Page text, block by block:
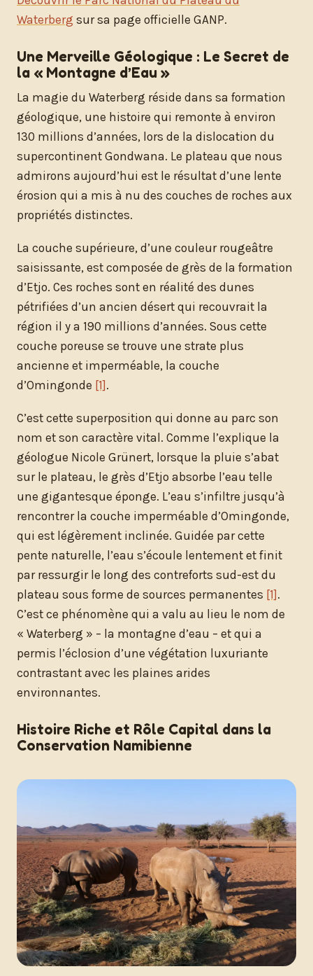
Waterberg sur sa page officielle GANP.
Une Merveille Géologique : Le Secret de
la « Montagne d’Eau »
La magie du Waterberg réside dans sa formation
géologique, une histoire qui remonte à environ
130 millions d’années, lors de la dislocation du
supercontinent Gondwana. Le plateau que nous
admirons aujourd’hui est le résultat d’une lente
érosion qui a mis à nu des couches de roches aux
propriétés distinctes.
La couche supérieure, d’une couleur rougeâtre
saisissante, est composée de grès de la formation
d’Etjo. Ces roches sont en réalité des dunes
pétrifiées d’un ancien désert qui recouvrait la
région il y a 190 millions d’années. Sous cette
couche poreuse se trouve une strate plus
ancienne et imperméable, la couche
d’Omingonde [1] .
C’est cette superposition qui donne au parc son
nom et son caractère vital. Comme l’explique la
géologue Nicole Grünert, lorsque la pluie s’abat
sur le plateau, le grès d’Etjo absorbe l’eau telle
une gigantesque éponge. L’eau s’infiltre jusqu’à
rencontrer la couche imperméable d’Omingonde,
qui est légèrement inclinée. Guidée par cette
pente naturelle, l’eau s’écoule lentement et finit
par ressurgir le long des contreforts sud-est du
plateau sous forme de sources permanentes [1] .
C’est ce phénomène qui a valu au lieu le nom de
« Waterberg » – la montagne d’eau – et qui a
permis l’éclosion d’une végétation luxuriante
contrastant avec les plaines arides
environnantes.
Histoire Riche et Rôle Capital dans la
Conservation Namibienne